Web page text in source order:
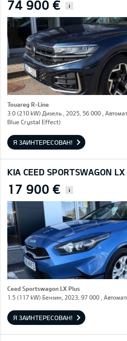
74 900 € i
Touareg R-Line
3.0 (210 kW) Дизель , 2025, 56 000 ,
Blue Crystal Effect)
Я ЗАИНТЕРЕСОВАН!
KIA CEED SPORTSWAGON
17 900 € i
Ceed Sportswagon LX Plus
1.5 (117 kW) Бензин, 2023, 97 000 ,
Я ЗАИНТЕРЕСОВАН!